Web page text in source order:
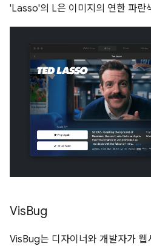
'Lasso'의 L은 이미지의 연한 파란
VisBug
VisBug는 디자이너와 개발자가